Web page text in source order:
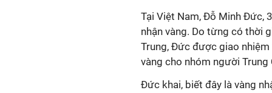
Tại Việt Nam, Đỗ Minh Đức,
nhận vàng. Do từng có thời
Trung, Đức được giao
vàng cho nhóm người Trung
Đức khai, biết đây là vàng